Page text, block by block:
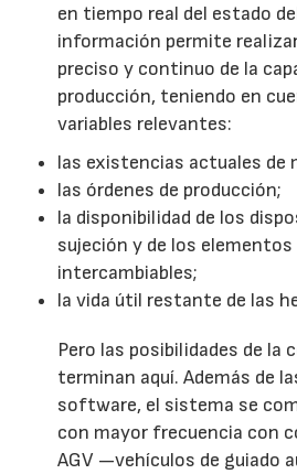
en tiempo real del estado
información permite
preciso y continuo de la
producción, teniendo en
variables relevantes:
las existencias actuales de
las órdenes de producción;
la disponibilidad de los
sujeción y de los elementos
intercambiables;
la vida útil restante de las
Pero las posibilidades de la
terminan aquí. Además de
software, el sistema se
con mayor frecuencia con
AGV —vehículos de guiado